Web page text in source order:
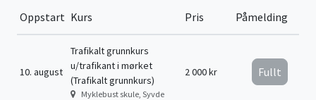
Oppstart Kurs Pris Påmelding
10. august
Trafikalt grunnkurs
u/trafikant i mørket
(Trafikalt grunnkurs)
Myklebust skule, Syvde
2 000 kr Fullt